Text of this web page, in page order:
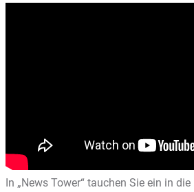
In „News Tower“ tauchen Sie ein in